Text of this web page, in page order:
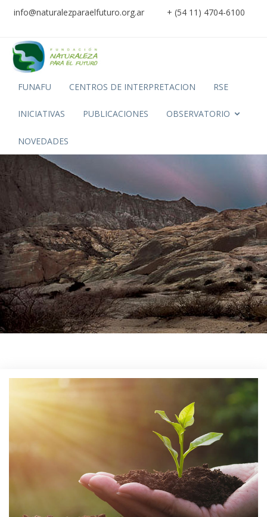
info@naturalezparaelfuturo.org.ar + (54 11) 4704-6100
FUNAFU CENTROS DE INTERPRETACION RSE
INICIATIVAS PUBLICACIONES OBSERVATORIO
NOVEDADES